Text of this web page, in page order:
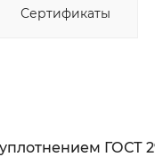
Сертификаты
ГОСТ